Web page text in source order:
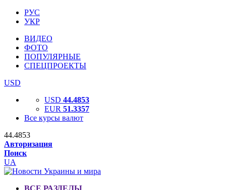
РУС
УКР
ВИДЕО
ФОТО
ПОПУЛЯРНЫЕ
СПЕЦПРОЕКТЫ
USD
USD 44.4853
EUR 51.3357
Все курсы валют
44.4853
Авторизация
Поиск
UA
ВСЕ РАЗДЕЛЫ